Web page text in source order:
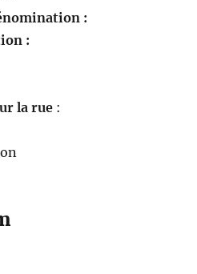
:
:
la rue :